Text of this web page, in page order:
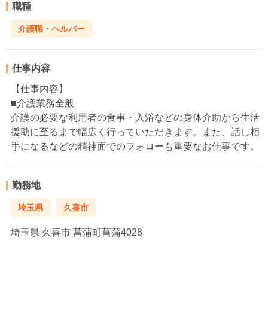
職種
介護職・ヘルパー
仕事内容
【仕事内容】
■介護業務全般
介護の必要な利用者の食事・入浴などの身体介助から生活
援助に至るまで幅広く行っていただきます。また、話し相
手になるなどの精神面でのフォローも重要なお仕事です。
勤務地
埼玉県 久喜市
埼玉県 久喜市 菖蒲町菖蒲4028